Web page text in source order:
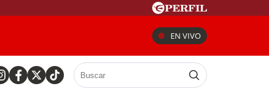
EN VIVO